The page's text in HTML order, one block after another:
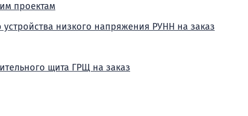
проектам
устройства низкого напряжения РУНН на заказ
щита ГРЩ на заказ